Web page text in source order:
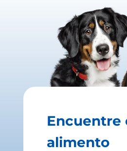
Encuentre
alimento